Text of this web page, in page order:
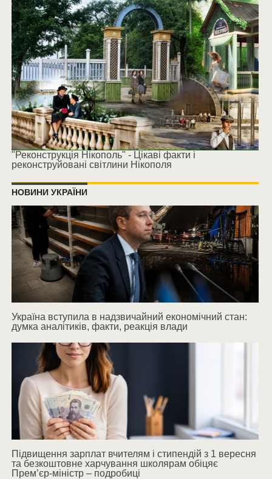
"Реконструкція Нікополь" - Цікаві факти і
реконструйовані світлини Нікополя
НОВИНИ УКРАЇНИ
Україна вступила в надзвичайний економічний стан:
думка аналітиків, факти, реакція влади
Підвищення зарплат вчителям і стипендій з 1 вересня
та безкоштовне харчування школярам обіцяє
Прем’єр-міністр – подробиці